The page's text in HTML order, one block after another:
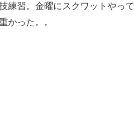
練習。金曜にスクワットやって
かった。。